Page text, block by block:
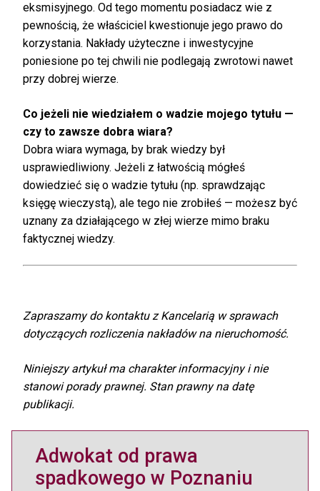
eksmisyjnego. Od tego momentu posiadacz wie z
pewnością, że właściciel kwestionuje jego prawo do
korzystania. Nakłady użyteczne i inwestycyjne
poniesione po tej chwili nie podlegają zwrotowi nawet
przy dobrej wierze.
Co jeżeli nie wiedziałem o wadzie mojego tytułu —
czy to zawsze dobra wiara?
Dobra wiara wymaga, by brak wiedzy był
usprawiedliwiony. Jeżeli z łatwością mógłeś
dowiedzieć się o wadzie tytułu (np. sprawdzając
księgę wieczystą), ale tego nie zrobiłeś — możesz być
uznany za działającego w złej wierze mimo braku
faktycznej wiedzy.
Zapraszamy do kontaktu z Kancelarią w sprawach
dotyczących rozliczenia nakładów na nieruchomość.
Niniejszy artykuł ma charakter informacyjny i nie
stanowi porady prawnej. Stan prawny na datę
publikacji.
Adwokat od prawa
spadkowego w Poznaniu